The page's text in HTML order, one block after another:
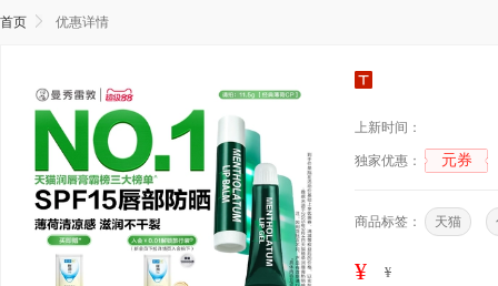
首页 优惠详情
上新时间：
独家优惠： 元券
商品标签： 天猫
¥ ¥